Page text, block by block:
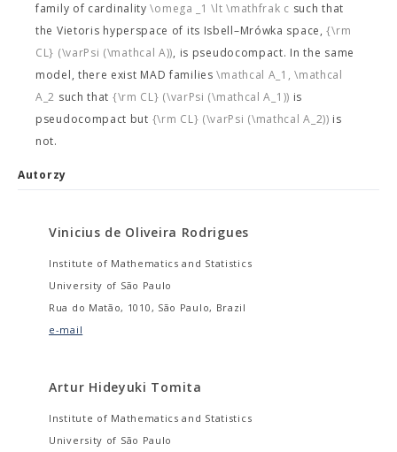
family of cardinality\omega _1 \lt \mathfrak c such that
the Vietoris hyperspace of its Isbell–Mrówka space,{\rm
CL} (\varPsi (\mathcal A)), is pseudocompact. In the same
model, there exist MAD families\mathcal A_1, \mathcal
A_2 such that {\rm CL} (\varPsi (\mathcal A_1)) is
pseudocompact but {\rm CL} (\varPsi (\mathcal A_2)) is
not.
Autorzy
Vinicius de Oliveira Rodrigues
Institute of Mathematics and Statistics
University of São Paulo
Rua do Matão, 1010, São Paulo, Brazil
e-mail
Artur Hideyuki Tomita
Institute of Mathematics and Statistics
University of São Paulo